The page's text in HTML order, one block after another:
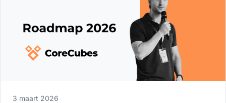
3 maart 2026